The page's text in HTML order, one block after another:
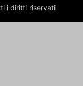
i diritti riservati